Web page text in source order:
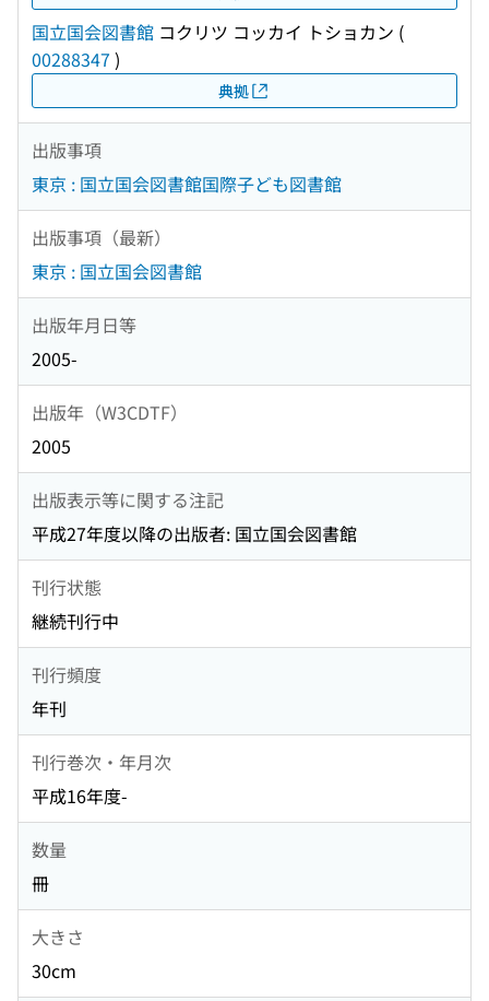
国立国会図書館 コクリツ コッカイ トショカン (
00288347 )
典拠
出版事項
東京 : 国立国会図書館国際子ども図書館
出版事項（最新）
東京 : 国立国会図書館
出版年月日等
2005-
出版年（W3CDTF）
2005
出版表示等に関する注記
平成27年度以降の出版者: 国立国会図書館
刊行状態
継続刊行中
刊行頻度
年刊
刊行巻次・年月次
平成16年度-
数量
冊
大きさ
30cm